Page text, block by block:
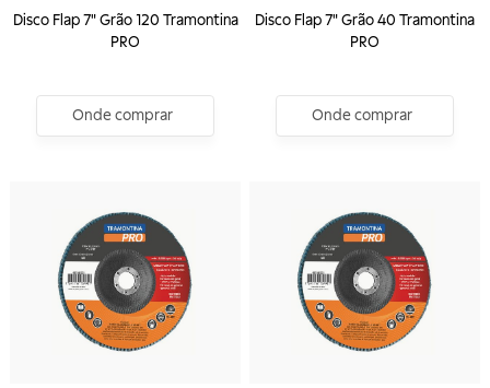
Disco Flap 7" Grão 120 Tramontina
PRO
Onde comprar
Disco Flap 7" Grão 40 Tramontina
PRO
Onde comprar